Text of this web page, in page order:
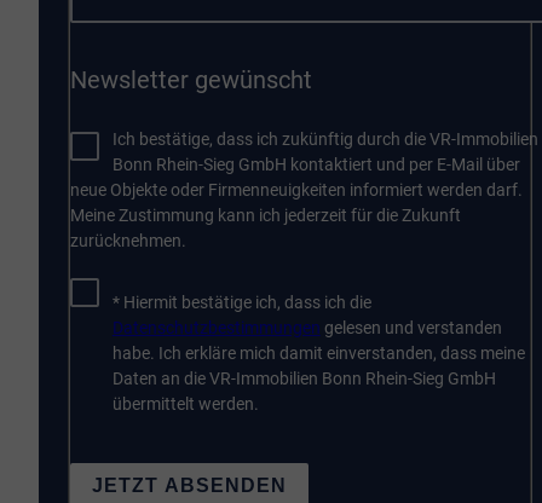
Newsletter gewünscht
Ich bestätige, dass ich zukünftig durch die VR-Immobilien
Bonn Rhein-Sieg GmbH kontaktiert und per E-Mail über
neue Objekte oder Firmenneuigkeiten informiert werden darf.
Meine Zustimmung kann ich jederzeit für die Zukunft
zurücknehmen.
* Hiermit bestätige ich, dass ich die
Datenschutzbestimmungen gelesen und verstanden
habe. Ich erkläre mich damit einverstanden, dass meine
Daten an die VR-Immobilien Bonn Rhein-Sieg GmbH
übermittelt werden.
JETZT ABSENDEN